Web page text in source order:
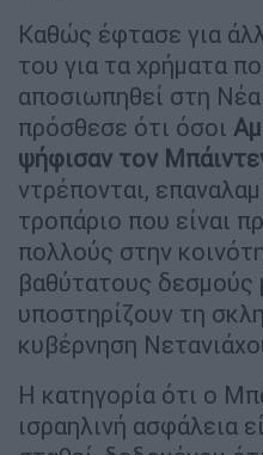
Καθώς έφτασε για
του για τα χρήματα
αποσιωπηθεί στη
πρόσθεσε ότι όσοι
ψήφισαν τον
ντρέπονται,
τροπάριο που είναι
πολλούς στην
βαθύτατους δεσμούς
υποστηρίζουν τη
κυβέρνηση
Η κατηγορία ότι ο
ισραηλινή ασφάλεια